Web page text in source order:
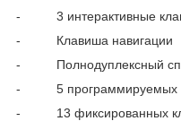
-
3 интерактивные
-
Клавиша навигации
-
Полнодуплексный
-
5 программируемых
-
13 фиксированных